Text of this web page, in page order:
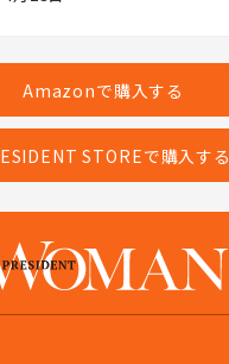
Amazonで購入する
STOREで購入する